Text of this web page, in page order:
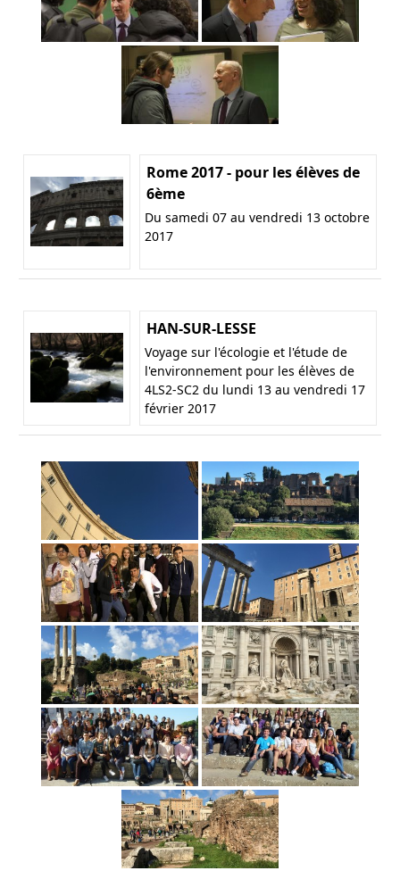
Rome 2017 - pour les élèves de
6ème
Du samedi 07 au vendredi 13 octobre
2017
HAN-SUR-LESSE
Voyage sur l'écologie et l'étude de
l'environnement pour les élèves de
4LS2-SC2 du lundi 13 au vendredi 17
février 2017